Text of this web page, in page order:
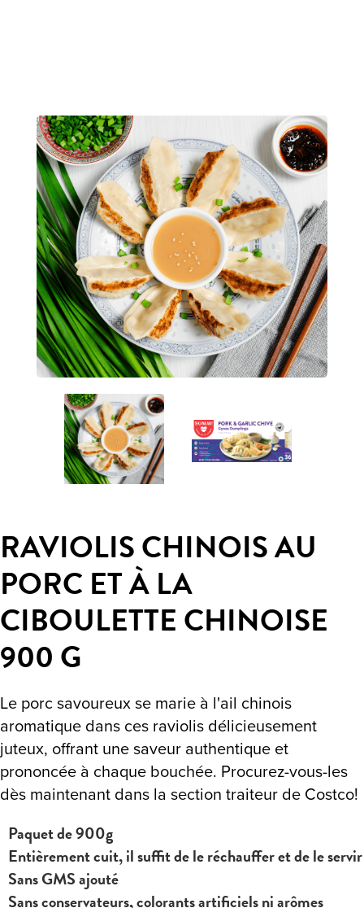
RAVIOLIS CHINOIS AU
PORC ET À LA
CIBOULETTE CHINOISE
900 G
Le porc savoureux se marie à l'ail chinois
aromatique dans ces raviolis délicieusement
juteux, offrant une saveur authentique et
prononcée à chaque bouchée. Procurez-vous-les
dès maintenant dans la section traiteur de Costco!
Paquet de 900g
Entièrement cuit, il suffit de le réchauffer et de le servir
Sans GMS ajouté
Sans conservateurs, colorants artificiels ni arômes